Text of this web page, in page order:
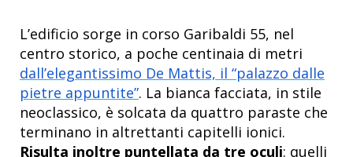
L’edificio sorge in corso Garibaldi 55, nel
centro storico, a poche centinaia di metri
dall’elegantissimo De Mattis, il “palazzo dalle
pietre appuntite”. La bianca facciata, in stile
neoclassico, è solcata da quattro paraste che
terminano in altrettanti capitelli ionici.
Risulta inoltre puntellata da tre oculi: quelli